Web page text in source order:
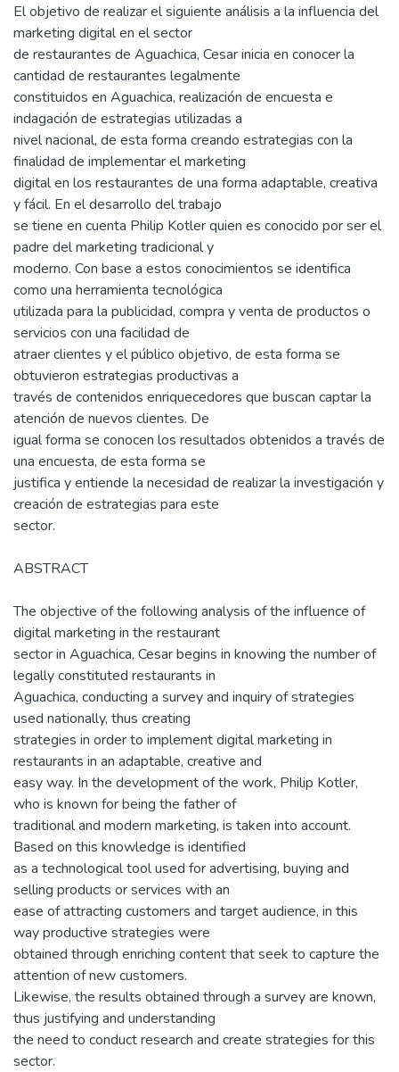
El objetivo de realizar el siguiente análisis a la influencia del
marketing digital en el sector
de restaurantes de Aguachica, Cesar inicia en conocer la
cantidad de restaurantes legalmente
constituidos en Aguachica, realización de encuesta e
indagación de estrategias utilizadas a
nivel nacional, de esta forma creando estrategias con la
finalidad de implementar el marketing
digital en los restaurantes de una forma adaptable, creativa
y fácil. En el desarrollo del trabajo
se tiene en cuenta Philip Kotler quien es conocido por ser el
padre del marketing tradicional y
moderno. Con base a estos conocimientos se identifica
como una herramienta tecnológica
utilizada para la publicidad, compra y venta de productos o
servicios con una facilidad de
atraer clientes y el público objetivo, de esta forma se
obtuvieron estrategias productivas a
través de contenidos enriquecedores que buscan captar la
atención de nuevos clientes. De
igual forma se conocen los resultados obtenidos a través de
una encuesta, de esta forma se
justifica y entiende la necesidad de realizar la investigación y
creación de estrategias para este
sector.
ABSTRACT
The objective of the following analysis of the influence of
digital marketing in the restaurant
sector in Aguachica, Cesar begins in knowing the number of
legally constituted restaurants in
Aguachica, conducting a survey and inquiry of strategies
used nationally, thus creating
strategies in order to implement digital marketing in
restaurants in an adaptable, creative and
easy way. In the development of the work, Philip Kotler,
who is known for being the father of
traditional and modern marketing, is taken into account.
Based on this knowledge is identified
as a technological tool used for advertising, buying and
selling products or services with an
ease of attracting customers and target audience, in this
way productive strategies were
obtained through enriching content that seek to capture the
attention of new customers.
Likewise, the results obtained through a survey are known,
thus justifying and understanding
the need to conduct research and create strategies for this
sector.